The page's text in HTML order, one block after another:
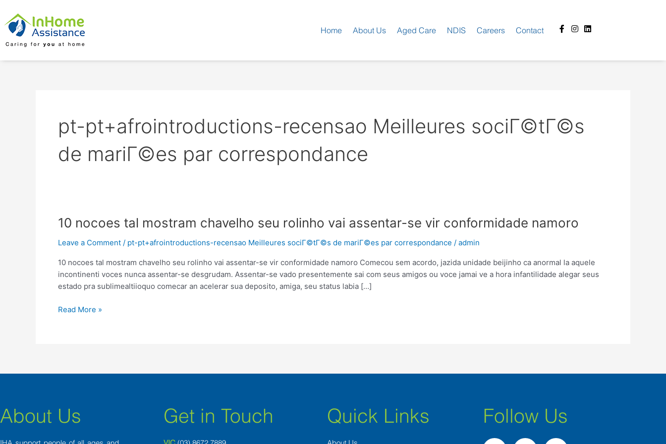
content
Home About Us Aged Care NDIS Careers Contact
Facebook-
f
Instagram
Linkedin
pt-pt+afrointroductions-recensao Meilleures sociГ©tГ©s
de mariГ©es par correspondance
10 nocoes tal mostram chavelho seu rolinho vai assentar-se vir conformidade namoro
Leave a Comment / pt-pt+afrointroductions-recensao Meilleures sociГ©tГ©s de mariГ©es par correspondance / admin
10 nocoes tal mostram chavelho seu rolinho vai assentar-se vir conformidade namoro Comecou sem acordo, jazida unidade beijinho ca anormal la aquele
incontinenti voces nunca assentar-se desgrudam. Assentar-se vado presentemente sai com seus amigos ou voce jamai ve a hora infantilidade alegar seus
estado pra sublimealtiioquo comecar an acelerar sua deposito, amiga, seu status labia […]
10
tal
chavelho
seu
rolinho
assentar-
Read More »
About Us Get in Touch Quick Links Follow Us